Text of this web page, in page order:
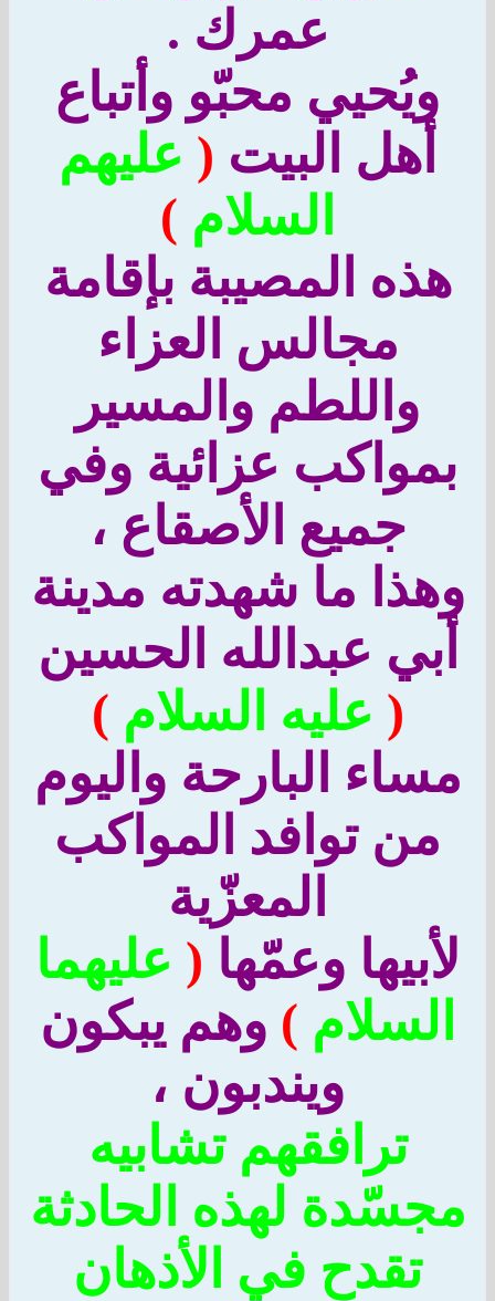
عمرك .
ويُحيي محبّو وأتباع
أهل البيت(عليهم
السلام)
المصيبة بإقامة
مجالس العزاء
واللطم والمسير
عزائية وفي
جميع الأصقاع ،
ما شهدته مدينة
عبدالله الحسين
عليه السلام)
البارحة واليوم
من توافد المواكب
المعزّية
وعمّها( عليهما
)وهم يبكون
ويندبون ،
ترافقهم تشابيه
لهذه الحادثة
تقدح في الأذهان